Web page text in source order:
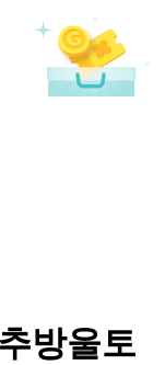
방울토